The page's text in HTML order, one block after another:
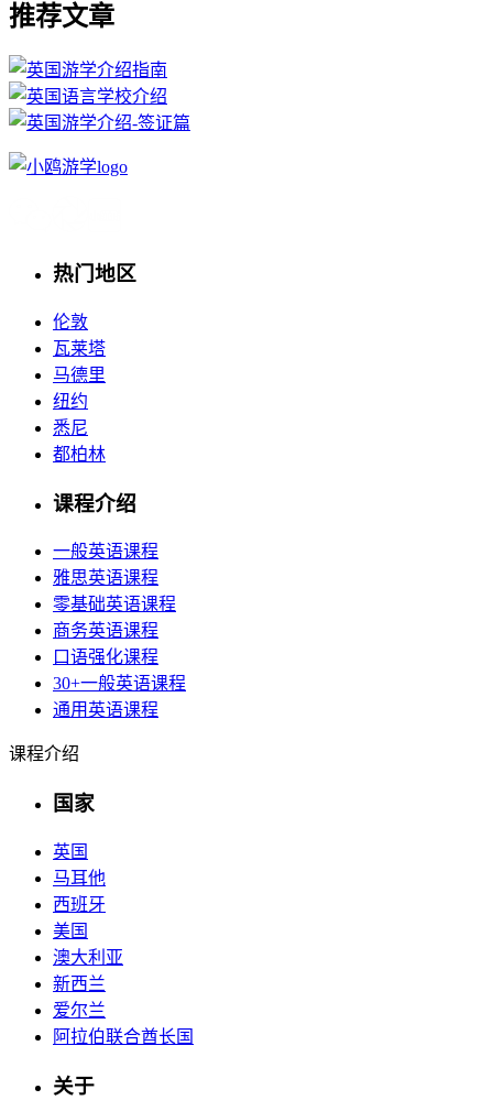
推荐文章
热门地区
伦敦
瓦莱塔
马德里
纽约
悉尼
都柏林
课程介绍
一般英语课程
雅思英语课程
零基础英语课程
商务英语课程
口语强化课程
30+一般英语课程
通用英语课程
课程介绍
国家
英国
马耳他
西班牙
美国
澳大利亚
新西兰
爱尔兰
阿拉伯联合酋长国
关于